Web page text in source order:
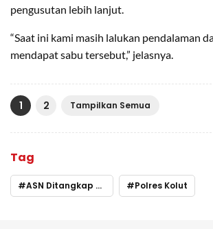
pengusutan lebih lanjut.
“Saat ini kami masih lalukan pendalaman
mendapat sabu tersebut,” jelasnya.
1 2 Tampilkan Semua
Tag
ASN Ditangkap Sabu Polres Kolut